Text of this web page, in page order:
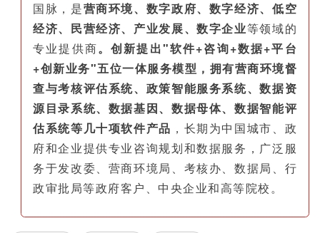
国脉，是营商环境、数字政府、数字经济、低空
经济、民营经济、产业发展、数字企业等领域的
专业提供商。创新提出"软件+咨询+数据+平台
+创新业务"五位一体服务模型，拥有营商环境督
查与考核评估系统、政策智能服务系统、数据资
源目录系统、数据基因、数据母体、数据智能评
估系统等几十项软件产品 ，长期为中国城市、政
府和企业提供专业咨询规划和数据服务，广泛服
务于发改委、营商环境局、考核办、数据局、行
政审批局等政府客户、中央企业和高等院校。